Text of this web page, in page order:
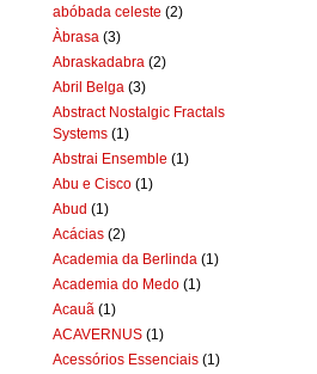
abóbada celeste (2)
Àbrasa (3)
Abraskadabra (2)
Abril Belga (3)
Abstract Nostalgic Fractals
Systems (1)
Abstrai Ensemble (1)
Abu e Cisco (1)
Abud (1)
Acácias (2)
Academia da Berlinda (1)
Academia do Medo (1)
Acauã (1)
ACAVERNUS (1)
Acessórios Essenciais (1)